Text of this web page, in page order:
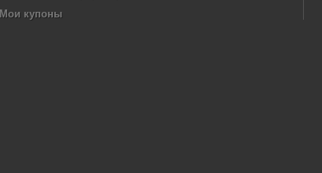
Мои купоны